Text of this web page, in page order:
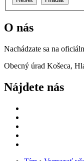
O nás
Nachádzate sa na
Obecný úrad Košeca,
Nájdete nás